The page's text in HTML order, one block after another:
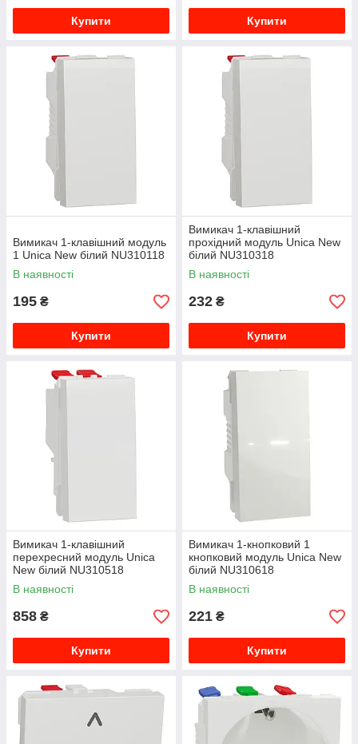
Купити Купити
Вимикач 1-клавішний модуль
1 Unica New білий NU310118
В наявності
195 ₴
Купити
Вимикач 1-клавішний
прохідний модуль Unica New
білий NU310318
В наявності
232 ₴
Купити
Вимикач 1-клавішний
перехресний модуль Unica
New білий NU310518
В наявності
858 ₴
Купити
Вимикач 1-кнопковий 1
кнопковий модуль Unica New
білий NU310618
В наявності
221 ₴
Купити